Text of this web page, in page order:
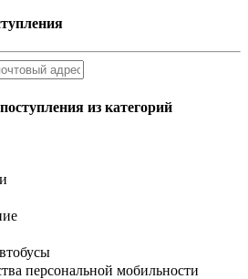
из категорий
персональной мобильности